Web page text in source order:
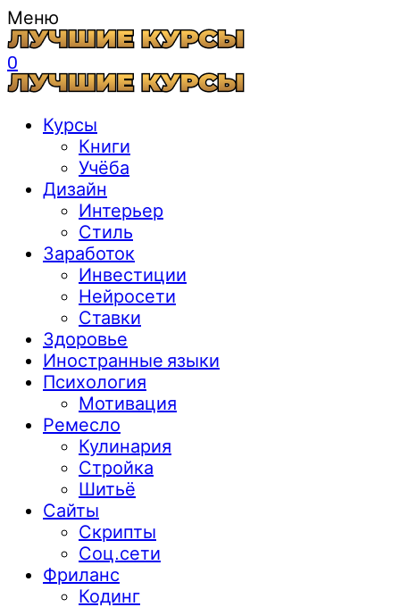
Меню
0
Курсы
Книги
Учёба
Дизайн
Интерьер
Стиль
Заработок
Инвестиции
Нейросети
Ставки
Здоровье
Иностранные языки
Психология
Мотивация
Ремесло
Кулинария
Стройка
Шитьё
Сайты
Скрипты
Соц.сети
Фриланс
Кодинг